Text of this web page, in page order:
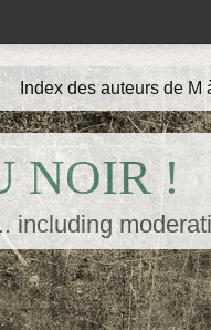
NOIR !
including
Index des auteurs de M